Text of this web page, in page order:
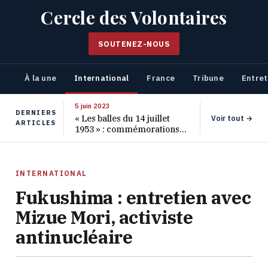
Cercle des Volontaires
SOUTENEZ-NOUS
À la une International France Tribune
DERNIERS
ARTICLES
5 juin 2023
« Les balles du 14 juillet
1953 » : commémorations
pour les 70 ans de ce
Voir tout →
INTERNATIONAL
Fukushima : entretien avec
Mizue Mori, activiste
antinucléaire